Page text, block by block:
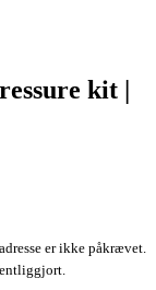
kit |
er ikke påkrævet.